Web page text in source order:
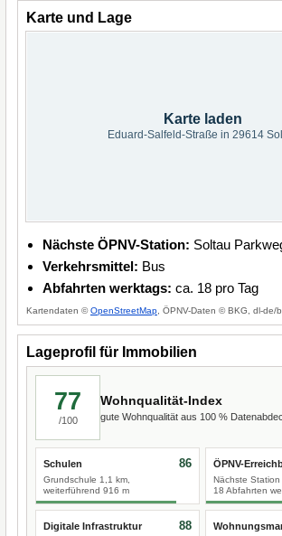
Karte und Lage
Karte laden
Eduard-Salfeld-Straße in 29614
Nächste ÖPNV-Station: Soltau
Verkehrsmittel: Bus
Abfahrten werktags: ca. 18 pro Tag
Kartendaten ©OpenStreetMap , ÖPNV-Daten © BKG, dl-de/
Lageprofil für Immobilien
77
/100
Wohnqualität-Index
gute Wohnqualität aus 100 %
Schulen
Grundschule 1,1 km,
weiterführend 916 m
86 ÖPNV-
Nächste Station
18 Abfahrten
Digitale Infrastruktur 88